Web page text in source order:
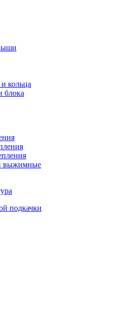
кольца
блока
выжимные
подкачки